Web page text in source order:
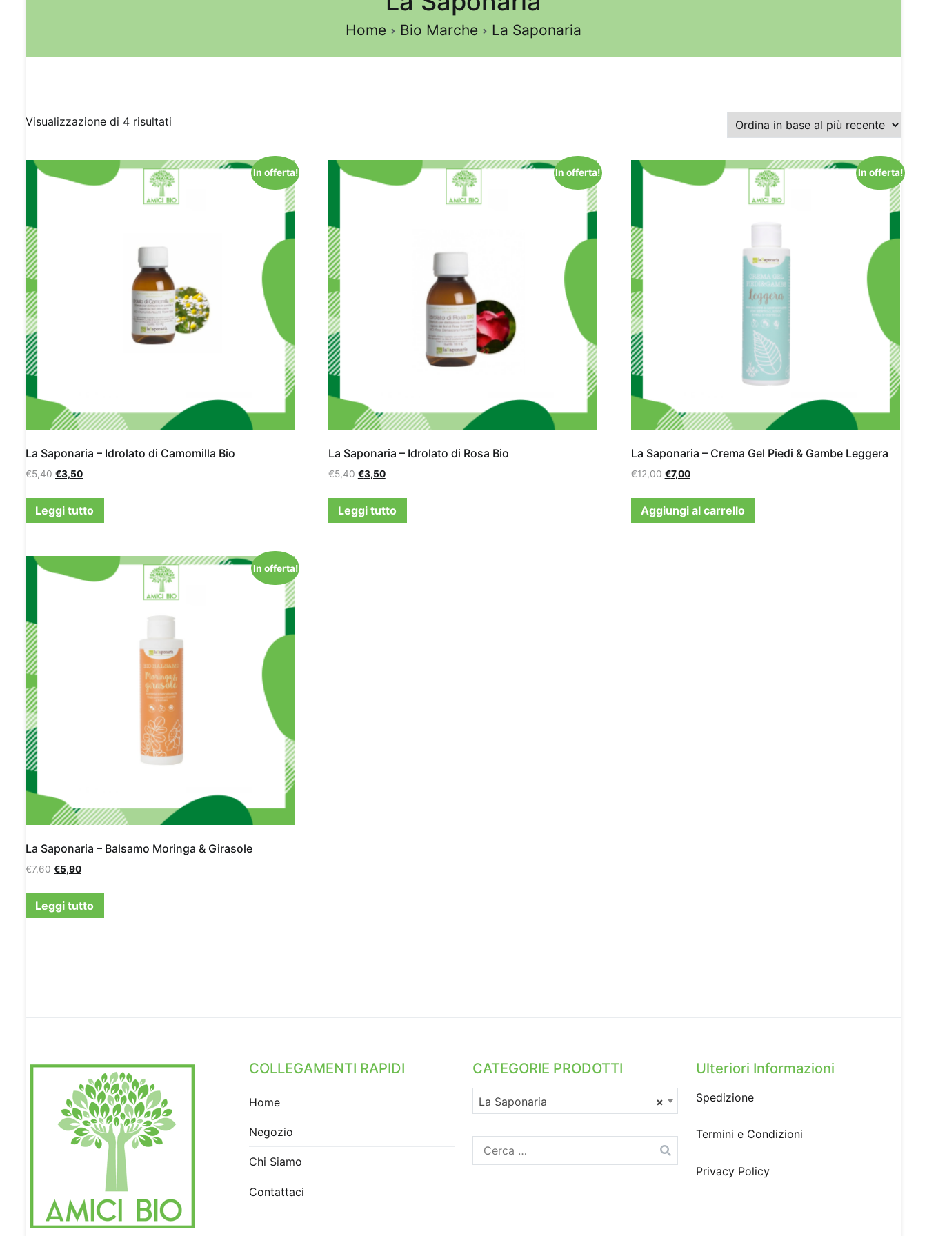
Home Bio Marche La Saponaria
Visualizzazione di 4 risultati
In offerta!
La Saponaria – Idrolato di Camomilla Bio
€5,40 €3,50
Leggi tutto
In offerta!
La Saponaria – Idrolato di Rosa Bio
€5,40 €3,50
Leggi tutto
In offerta!
La Saponaria – Crema Gel Piedi & Gambe Leggera
€12,00 €7,00
Aggiungi al carrello
In offerta!
La Saponaria – Balsamo Moringa & Girasole
€7,60 €5,90
Leggi tutto
COLLEGAMENTI RAPIDI
Home
Negozio
Chi Siamo
Contattaci
CATEGORIE PRODOTTI
×
La Saponaria
Ricerca
per:
Ulteriori Informazioni
Spedizione
Termini e Condizioni
Privacy Policy